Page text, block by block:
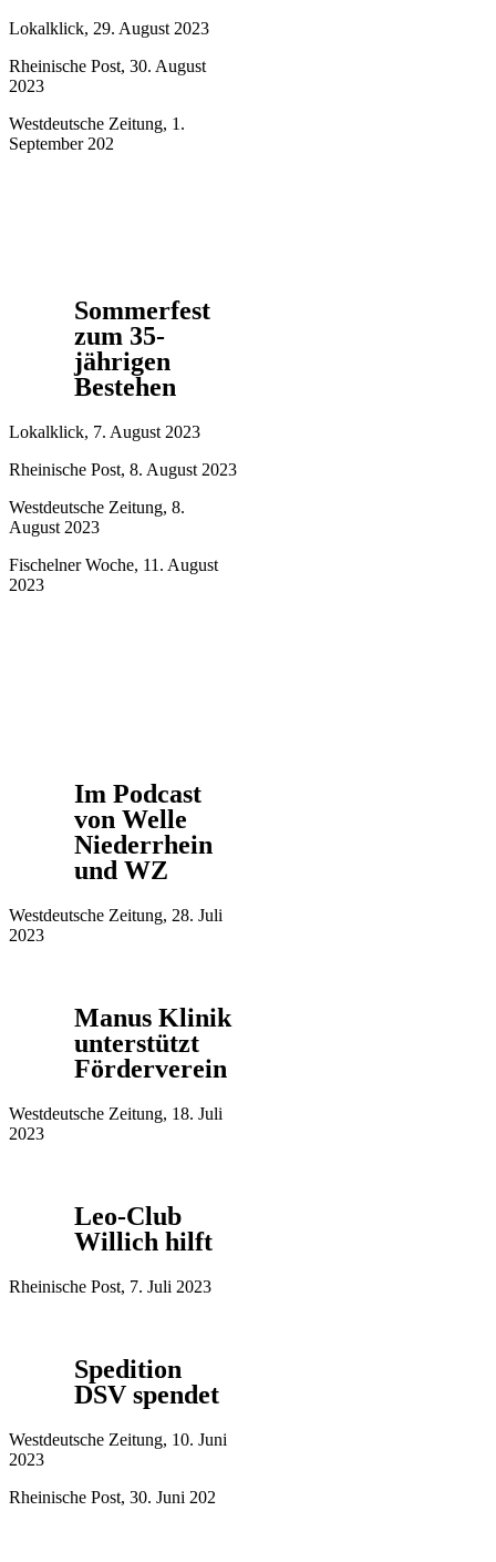
Lokalklick, 29. August 2023
Rheinische Post, 30. August
2023
Westdeutsche Zeitung, 1.
September 202
Sommerfest
zum 35-
jährigen
Bestehen
Lokalklick, 7. August 2023
Rheinische Post, 8. August 2023
Westdeutsche Zeitung, 8.
August 2023
Fischelner Woche, 11. August
2023
Im Podcast
von Welle
Niederrhein
und WZ
Westdeutsche Zeitung, 28. Juli
2023
Manus Klinik
unterstützt
Förderverein
Westdeutsche Zeitung, 18. Juli
2023
Leo-Club
Willich hilft
Rheinische Post, 7. Juli 2023
Spedition
DSV spendet
Westdeutsche Zeitung, 10. Juni
2023
Rheinische Post, 30. Juni 202